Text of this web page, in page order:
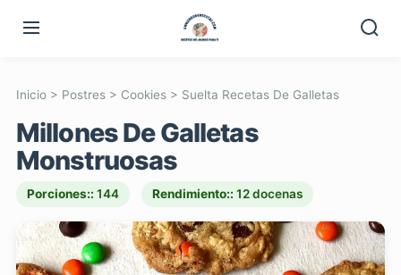
Inicio> Postres> Cookies> Suelta Recetas De Galletas
Millones De Galletas
Monstruosas
Porciones:: 144 Rendimiento:: 12 docenas